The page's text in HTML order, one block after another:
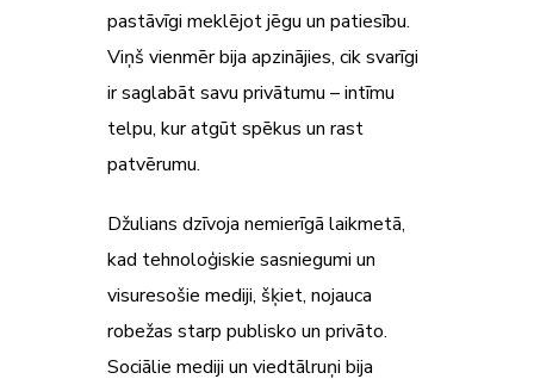
pastāvīgi meklējot jēgu un patiesību.
Viņš vienmēr bija apzinājies, cik svarīgi
ir saglabāt savu privātumu – intīmu
telpu, kur atgūt spēkus un rast
patvērumu.
Džulians dzīvoja nemierīgā laikmetā,
kad tehnoloģiskie sasniegumi un
visuresošie mediji, šķiet, nojauca
robežas starp publisko un privāto.
Sociālie mediji un viedtālruņi bija